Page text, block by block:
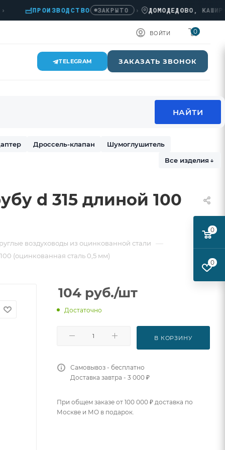
ПРОИЗВОДСТВО ЗАКРЫТО › ДОМОДЕДОВО,
ВОЙТИ 0
TELEGRAM ЗАКАЗАТЬ ЗВОНОК
Дроссель-клапан
Шумоглушитель
Все изделия ↓
d 315 длиной 100
воздуховоды из оцинкованной стали —
(оцинкованная сталь 0,5 мм)
104 руб./шт
Достаточно
В КОРЗИНУ
Самовывоз - бесплатно
Доставка завтра - 3 000 ₽
При общем заказе от 100 000 ₽ доставка по
Москве и МО в подарок.
0
0